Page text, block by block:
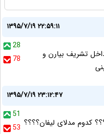
۱۳۹۵/۷/۱۹ ۲۲:۵۹:۱۱
28
78
تشریف بیارن و
۱۳۹۵/۷/۱۹ ۲۳:۱۲:۴۷
51
53 کدوم مدلای لیفان؟؟؟؟